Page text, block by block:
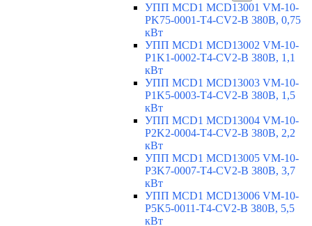
УПП MCD1 MCD13001 VM-10-
PK75-0001-T4-CV2-B 380В, 0,75
кВт
УПП MCD1 MCD13002 VM-10-
P1K1-0002-T4-CV2-B 380В, 1,1
кВт
УПП MCD1 MCD13003 VM-10-
P1K5-0003-T4-CV2-B 380В, 1,5
кВт
УПП MCD1 MCD13004 VM-10-
P2K2-0004-T4-CV2-B 380В, 2,2
кВт
УПП MCD1 MCD13005 VM-10-
P3K7-0007-T4-CV2-B 380В, 3,7
кВт
УПП MCD1 MCD13006 VM-10-
P5K5-0011-T4-CV2-B 380В, 5,5
кВт